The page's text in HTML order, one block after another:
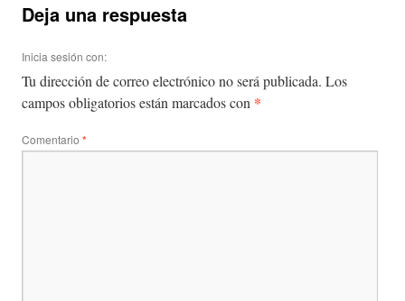
Deja una respuesta
Inicia sesión con:
Tu dirección de correo electrónico no será publicada. Los
campos obligatorios están marcados con *
Comentario *